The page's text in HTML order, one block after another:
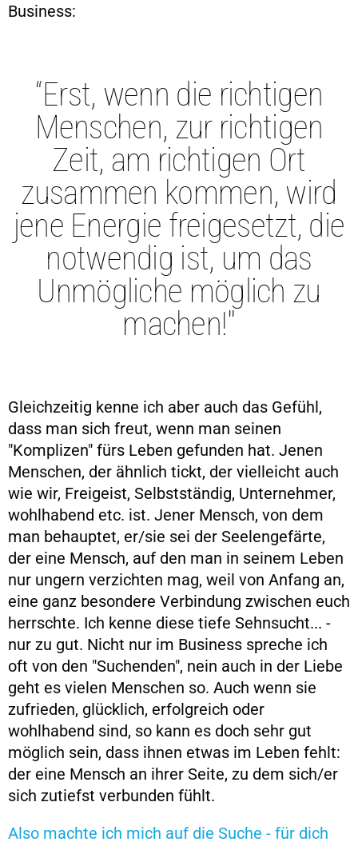
Business:
“Erst, wenn die richtigen
Menschen, zur richtigen
Zeit, am richtigen Ort
zusammen kommen, wird
jene Energie freigesetzt, die
notwendig ist, um das
Unmögliche möglich zu
machen!"
Gleichzeitig kenne ich aber auch das Gefühl,
dass man sich freut, wenn man seinen
"Komplizen" fürs Leben gefunden hat. Jenen
Menschen, der ähnlich tickt, der vielleicht auch
wie wir, Freigeist, Selbstständig, Unternehmer,
wohlhabend etc. ist. Jener Mensch, von dem
man behauptet, er/sie sei der Seelengefärte,
der eine Mensch, auf den man in seinem Leben
nur ungern verzichten mag, weil von Anfang an,
eine ganz besondere Verbindung zwischen euch
herrschte. Ich kenne diese tiefe Sehnsucht... -
nur zu gut. Nicht nur im Business spreche ich
oft von den "Suchenden", nein auch in der Liebe
geht es vielen Menschen so. Auch wenn sie
zufrieden, glücklich, erfolgreich oder
wohlhabend sind, so kann es doch sehr gut
möglich sein, dass ihnen etwas im Leben fehlt:
der eine Mensch an ihrer Seite, zu dem sich/er
sich zutiefst verbunden fühlt.
Also machte ich mich auf die Suche - für dich